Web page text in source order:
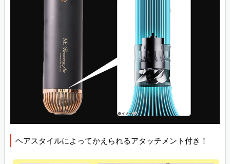
ヘアスタイルによってかえられるアタッチメント付き！